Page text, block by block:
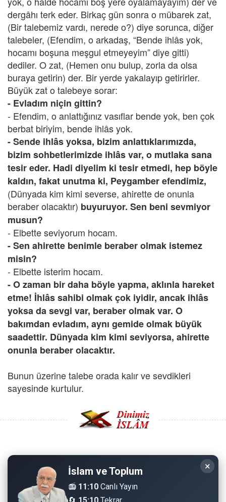
dergâhı terk eder. Birkaç gün sonra o mübarek zat,
(Bir talebemiz vardı, nerede o?) diye sorunca, diğer
talebeler, (Efendim, o arkadaş, “Bende ihlâs yok,
hocamı boşuna meşgul etmeyeyim” diye gitti)
dediler. O zat, (Hemen onu bulup, zorla da olsa
buraya getirin) der. Bir yerde yakalayıp getirirler.
Büyük zat o talebeye sorar:
- Evladım niçin gittin?
- Efendim, o anlattığınız vasıflar bende yok, ben çok
berbat biriyim, bende ihlâs yok.
- Sende ihlâs yoksa, bizim anlattıklarımızda,
bizim sohbetlerimizde ihlâs var, o mutlaka sana
tesir eder. Hadi diyelim ki tesir etmedi, hep böyle
kaldın, fakat unutma ki, Peygamber efendimiz,
(Dünyada kim kimi severse, ahirette de onunla
beraber olacaktır) buyuruyor. Sen beni sevmiyor
musun?
- Elbette seviyorum hocam.
- Sen ahirette benimle beraber olmak istemez
misin?
- Elbette isterim hocam.
- O zaman bir daha böyle yapma, aklınla hareket
etme! İhlâs sahibi olmak çok iyidir, ancak ihlâs
yoksa da sevgi var, beraber olmak var. O
bakımdan evladım, aynı gemide olmak büyük
saadettir. Dünyada kim kimi seviyorsa, ahirette
onunla beraber olacaktır.
Bunun üzerine talebe orada kalır ve sevdikleri
sayesinde kurtulur.
Copyright © 2008 - Dinimiz İslam. Her Hakkı Saklıdır.
Sitemizdeki bilgiler, bütün insanların istifadesi için
hazırlanmıştır. Orijinaline sadık kalmak şartıyla, izin
×
İslam ve Toplum
📻 11:10 Canlı Yayın